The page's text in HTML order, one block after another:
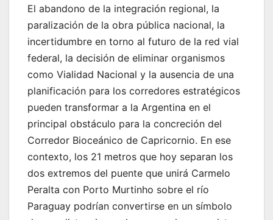
El abandono de la integración regional, la
paralización de la obra pública nacional, la
incertidumbre en torno al futuro de la red vial
federal, la decisión de eliminar organismos
como Vialidad Nacional y la ausencia de una
planificación para los corredores estratégicos
pueden transformar a la Argentina en el
principal obstáculo para la concreción del
Corredor Bioceánico de Capricornio. En ese
contexto, los 21 metros que hoy separan los
dos extremos del puente que unirá Carmelo
Peralta con Porto Murtinho sobre el río
Paraguay podrían convertirse en un símbolo